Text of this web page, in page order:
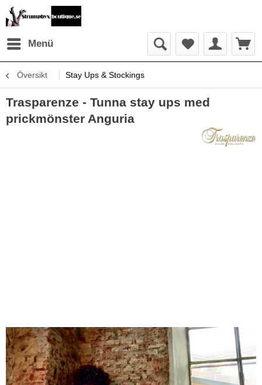
Menü
Översikt Stay Ups & Stockings
Trasparenze - Tunna stay ups med
prickmönster Anguria